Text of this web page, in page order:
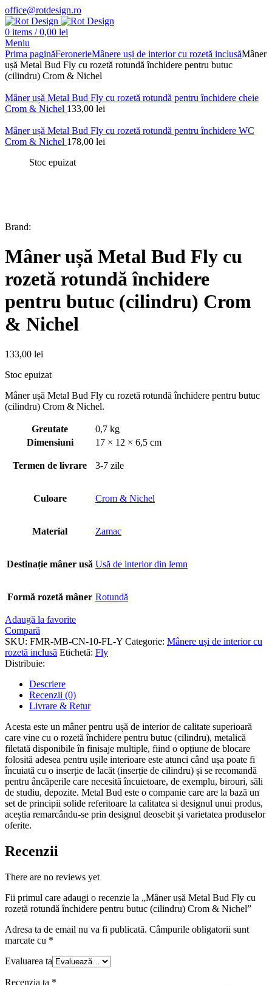
office@rotdesign.ro
0 items / 0,00 lei
Meniu
Prima paginăFeronerieMânere uși de interior cu rozetă inclusăMâner
ușă Metal Bud Fly cu rozetă rotundă închidere pentru butuc
(cilindru) Crom & Nichel
Mâner ușă Metal Bud Fly cu rozetă rotundă pentru închidere cheie
Crom & Nichel 133,00 lei
Mâner ușă Metal Bud Fly cu rozetă rotundă pentru închidere WC
Crom & Nichel 178,00 lei
Stoc epuizat
Brand:
Mâner ușă Metal Bud Fly cu
rozetă rotundă închidere
pentru butuc (cilindru) Crom
& Nichel
133,00 lei
Stoc epuizat
Mâner ușă Metal Bud Fly cu rozetă rotundă închidere pentru butuc
(cilindru) Crom & Nichel.
Greutate
0,7 kg
Dimensiuni
17 × 12 × 6,5 cm
Termen de livrare 3-7 zile
Culoare Crom & Nichel
Material Zamac
Destinație mâner usă Usă de interior din lemn
Formă rozetă mâner Rotundă
Adaugă la favorite
Compară
SKU: FMR-MB-CN-10-FL-Y Categorie: Mânere uși de interior cu
rozetă inclusă Etichetă: Fly
Distribuie:
Descriere
Recenzii (0)
Livrare & Retur
Acesta este un mâner pentru ușă de interior de calitate superioară
care vine cu o rozetă închidere pentru butuc (cilindru), metalică
filetată disponibile în finisaje multiple, fiind o opțiune de blocare
folosită adesea pentru ușile interioare este atunci când ușa poate fi
încuiată cu o inserție de lacăt (inserție de cilindru) și se recomandă
pentru âncăperile care necesită încuietoare, de exemplu, birouri, săli
de studiu, depozite. Metal Bud este o companie care are la bază un
set de principii solide referitoare la calitatea si designul unui produs,
aceștia remarcându-se prin designul deosebit și varietatea produselor
oferite.
Recenzii
There are no reviews yet
Fii primul care adaugi o recenzie la „Mâner ușă Metal Bud Fly cu
rozetă rotundă închidere pentru butuc (cilindru) Crom & Nichel”
Adresa ta de email nu va fi publicată. Câmpurile obligatorii sunt
marcate cu *
Evaluarea ta
Recenzia ta *